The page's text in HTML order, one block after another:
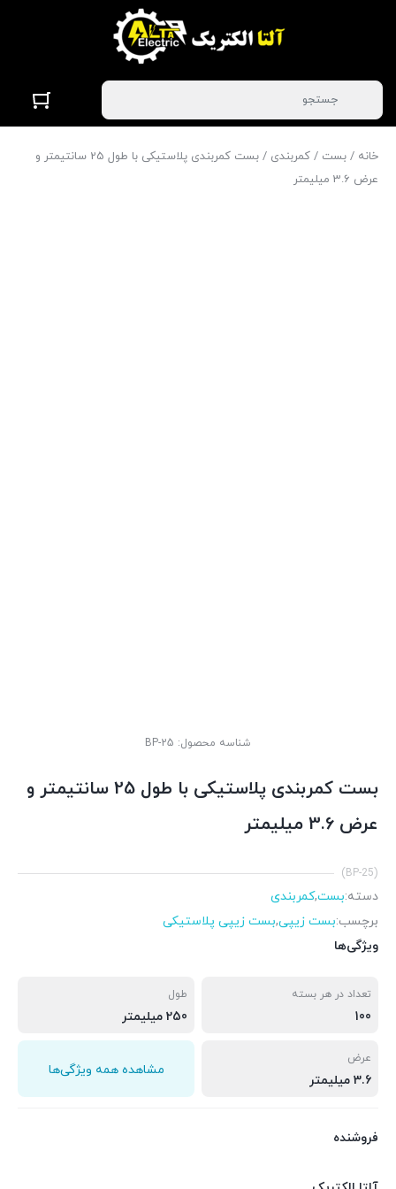
خانه / بست / کمربندی
/ بست کمربندی پلاستیکی با طول 25 سانتیمتر و
عرض 3.6 میلیمتر
شناسه محصول: BP-25
بست کمربندی پلاستیکی با طول 25 سانتیمتر و
عرض 3.6 میلیمتر
(BP-25)
دسته:بست,کمربندی
برچسب:بست زیپی,بست زیپی پلاستیکی
ویژگی‌ها
تعداد در هر بسته
100
طول
250 میلیمتر
عرض
3.6 میلیمتر
مشاهده همه ویژگی‌ها
فروشنده